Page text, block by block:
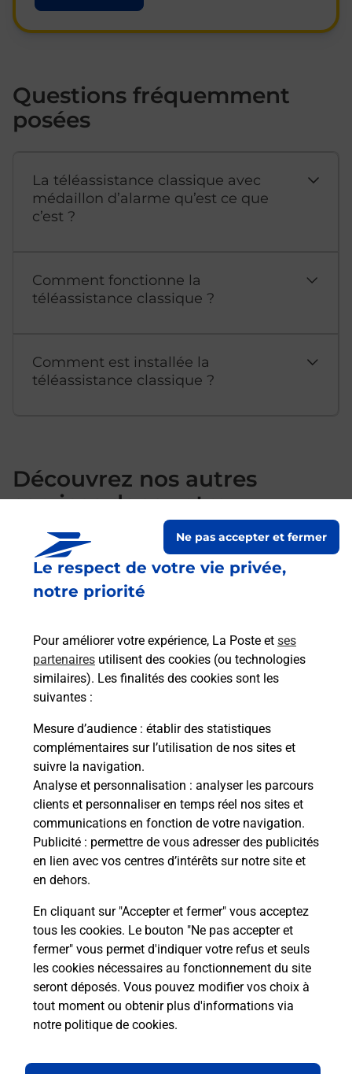
Le respect de votre vie privée,
notre priorité
Pour améliorer votre expérience, La Poste et ses
partenaires utilisent des cookies (ou technologies
similaires). Les finalités des cookies sont les
suivantes :
Mesure d’audience : établir des statistiques
complémentaires sur l’utilisation de nos sites et
suivre la navigation.
Analyse et personnalisation : analyser les parcours
clients et personnaliser en temps réel nos sites et
communications en fonction de votre navigation.
Publicité : permettre de vous adresser des publicités
en lien avec vos centres d’intérêts sur notre site et
en dehors.
En cliquant sur "Accepter et fermer" vous acceptez
tous les cookies. Le bouton "Ne pas accepter et
fermer" vous permet d'indiquer votre refus et seuls
les cookies nécessaires au fonctionnement du site
seront déposés. Vous pouvez modifier vos choix à
tout moment ou obtenir plus d'informations via
notre politique de cookies.
Ne pas accepter et fermer
Questions fréquemment
posées
La téléassistance classique avec
médaillon d’alarme qu’est ce que
c’est ?
Comment fonctionne la
téléassistance classique ?
Comment est installée la
téléassistance classique ?
Découvrez nos autres
services dans votre
commune Juillan
S'inscrire au code de la route
Vous cherchez à passer votre code de la route auto
ou moto dans la commune Juillan ? Découvrez
toutes nos solutions.
En savoir plus
Localiser Liste
Liste - téléassistance
Hautes-Pyrénées - téléassistance
Juillan - téléassistance